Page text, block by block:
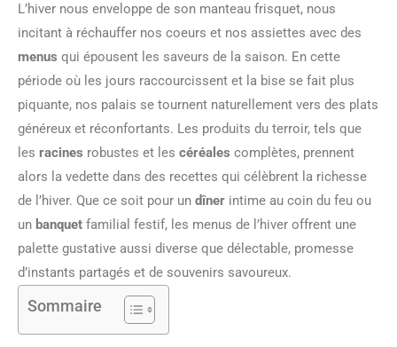
L’hiver nous enveloppe de son manteau frisquet, nous
incitant à réchauffer nos coeurs et nos assiettes avec des
menus qui épousent les saveurs de la saison. En cette
période où les jours raccourcissent et la bise se fait plus
piquante, nos palais se tournent naturellement vers des plats
généreux et réconfortants. Les produits du terroir, tels que
les racines robustes et les céréales complètes, prennent
alors la vedette dans des recettes qui célèbrent la richesse
de l’hiver. Que ce soit pour un dîner intime au coin du feu ou
un banquet familial festif, les menus de l’hiver offrent une
palette gustative aussi diverse que délectable, promesse
d’instants partagés et de souvenirs savoureux.
Sommaire